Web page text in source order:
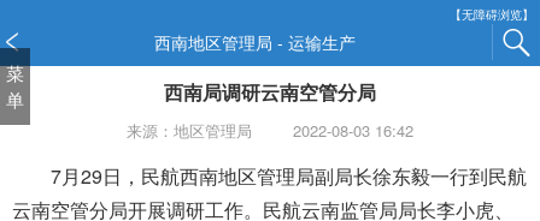
【无障碍浏览】
西南地区管理局 - 运输生产
菜
单
西南局调研云南空管分局
来源：地区管理局 2022-08-03 16:42
7月29日，民航西南地区管理局副局长徐东毅一行到民航
云南空管分局开展调研工作。民航云南监管局局长李小虎、
窗
口
打
碍